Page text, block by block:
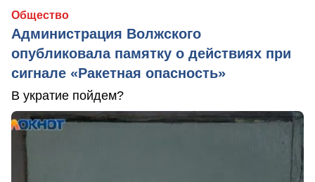
Общество
Администрация Волжского
опубликовала памятку о действиях при
сигнале «Ракетная опасность»
В укратие пойдем?